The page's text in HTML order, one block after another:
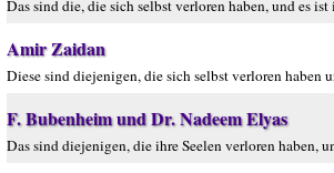
Das sind die, die sich selbst verloren haben, und es
Amir Zaidan
Diese sind diejenigen, die sich selbst verloren haben
F. Bubenheim und Dr. Nadeem Elyas
Das sind diejenigen, die ihre Seelen verloren haben,